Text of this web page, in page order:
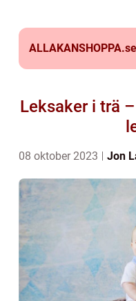
ALLAKANSHOPPA.se
Leksaker i trä
08 oktober 2023 Jon